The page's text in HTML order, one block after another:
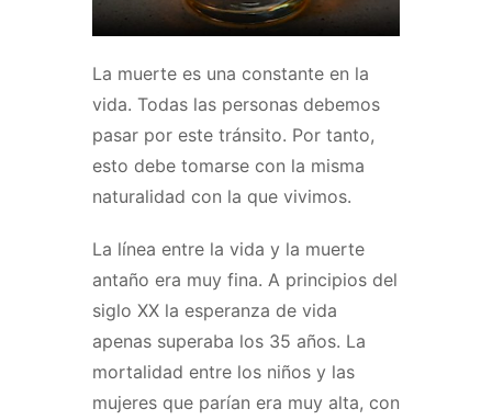
La muerte es una constante en la
vida. Todas las personas debemos
pasar por este tránsito. Por tanto,
esto debe tomarse con la misma
naturalidad con la que vivimos.
La línea entre la vida y la muerte
antaño era muy fina. A principios del
siglo XX la esperanza de vida
apenas superaba los 35 años. La
mortalidad entre los niños y las
mujeres que parían era muy alta, con